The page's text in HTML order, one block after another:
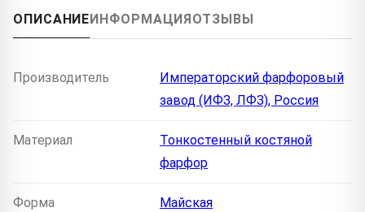
ОПИСАНИЕИНФОРМАЦИЯОТЗЫВЫ
Производитель
Императорский фарфоровый
завод (ИФЗ, ЛФЗ), Россия
Материал
Тонкостенный костяной
фарфор
Форма Майская